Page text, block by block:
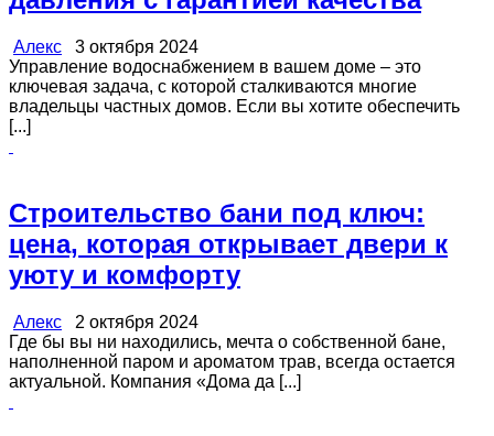
Алекс 3 октября 2024
Управление водоснабжением в вашем доме – это
ключевая задача, с которой сталкиваются многие
владельцы частных домов. Если вы хотите обеспечить
[...]
Строительство бани под ключ:
цена, которая открывает двери к
уюту и комфорту
Алекс 2 октября 2024
Где бы вы ни находились, мечта о собственной бане,
наполненной паром и ароматом трав, всегда остается
актуальной. Компания «Дома да [...]